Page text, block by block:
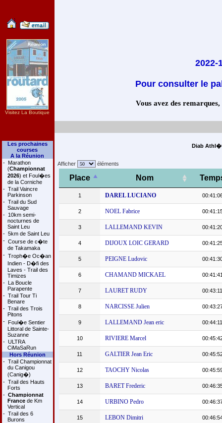
Visitez La Boutique
Les prochaines
courses
A la Réunion
- Marathon
(Championnat
2026) et Foul�es
de la Corniche
- Trail Vaincre
Parkinson
- Trail du Sud
Sauvage
- 10km semi-
nocturnes de
Saint Leu
- 5km de Saint Leu
- Course de c�te
de Takamaka
- Troph�e Oc�an
Indien - D�fi des
Laves - Trail des
Timizes
- La Boucle
Parapente
- Trail Tour Ti
Benare
- Trail des Trois
Pitons
- Foul�e Sentier
Littoral de Sainte-
Suzanne
- ULTRA
CiMaSaRun
Hors Réunion
- Trail Championnat
du Canigou
(Canig�)
- Trail des Hauts
Forts
- Championnat
Francede Km
Vertical
- Trail des 6
Burons
2022-
Pour consulter le
Vous avez des
Diab
Afficher éléments
Place Nom
1 DAREL LUCIANO
2 NOEL Fabrice
3 LALLEMAND KEVIN
4 DIJOUX LOIC GERARD
5 PEIGNE Ludovic
6 CHAMAND MICKAEL
7 LAURET RUDY 00:43:11
8 NARCISSE Julien
9 LALLEMAND Jean eric 00:44:11
10 RIVIERE Marcel
11 GALTIER Jean Eric
12 TAOCHY Nicolas
13 BARET Frederic
14 URBINO Pedro
15 LEBON Dimitri